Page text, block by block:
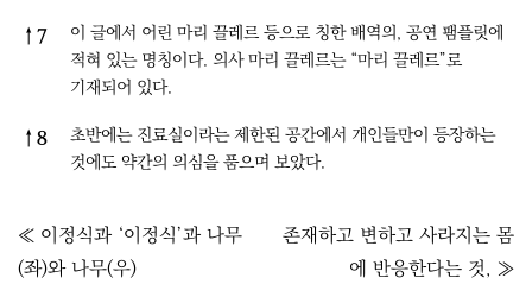
↑ 7
이 글에서 어린 마리 끌레르 등으로 칭한 배역의, 공연 팸플릿에
적혀 있는 명칭이다. 의사 마리 끌레르는 “마리 끌레르”로
기재되어 있다.
↑ 8
초반에는 진료실이라는 제한된 공간에서 개인들만이 등장하는
것에도 약간의 의심을 품으며 보았다.
글
내
≪ 이정식과 ‘이정식’과 나무
(좌)와 나무(우)
존재하고 변하고 사라지는 몸
에 반응한다는 것, ≫